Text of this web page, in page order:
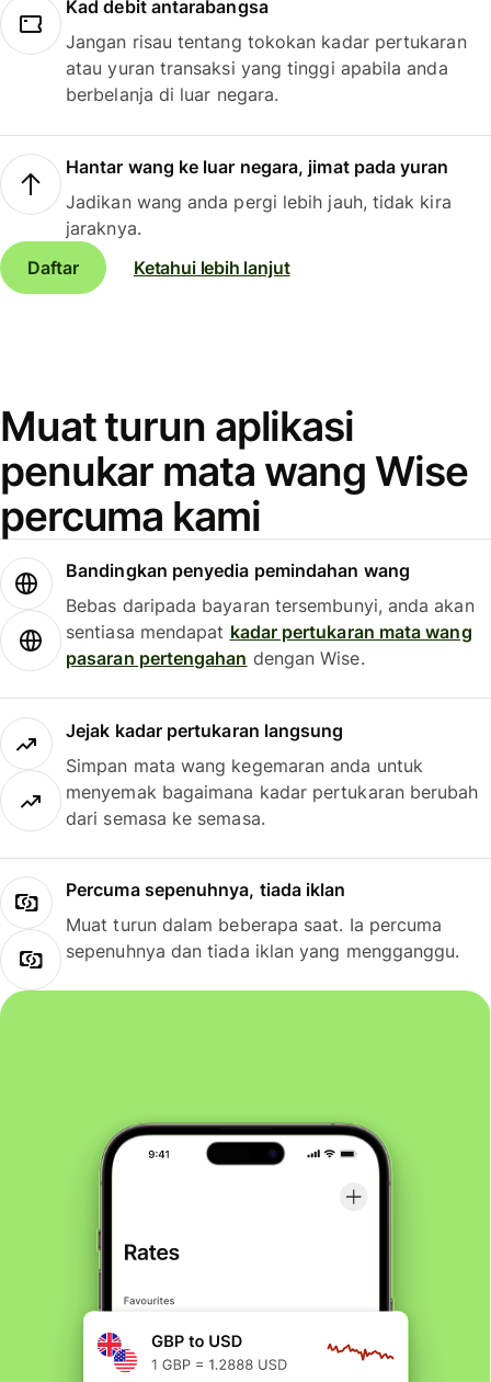
Kad debit antarabangsa
Jangan risau tentang tokokan kadar pertukaran
atau yuran transaksi yang tinggi apabila anda
berbelanja di luar negara.
Hantar wang ke luar negara, jimat pada yuran
Jadikan wang anda pergi lebih jauh, tidak kira
jaraknya.
Daftar
Ketahui lebih lanjut
Muat turun aplikasi
penukar mata wang Wise
percuma kami
Bandingkan penyedia pemindahan wang
Bebas daripada bayaran tersembunyi, anda akan
sentiasa mendapat kadar pertukaran mata wang
pasaran pertengahan dengan Wise.
Jejak kadar pertukaran langsung
Simpan mata wang kegemaran anda untuk
menyemak bagaimana kadar pertukaran berubah
dari semasa ke semasa.
Percuma sepenuhnya, tiada iklan
Muat turun dalam beberapa saat. Ia percuma
sepenuhnya dan tiada iklan yang mengganggu.